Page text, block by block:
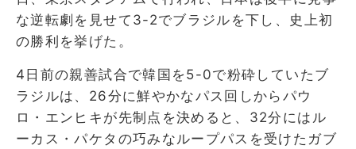
な逆転劇を見せて3-2でブラジルを下し、史上初
の勝利を挙げた。
4日前の親善試合で韓国を5-0で粉砕していたブ
ラジルは、26分に鮮やかなパス回しからパウ
ロ・エンヒキが先制点を決めると、32分にはル
ーカス・パケタの巧みなループパスを受けたガブ